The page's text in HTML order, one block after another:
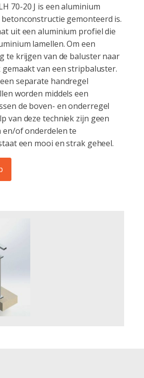
70-20 J is een aluminium
gemonteerd is.
uit een aluminium profiel die
lamellen. Om een
te krijgen van de baluster naar
van een stripbaluster.
separate handregel
worden middels een
de boven- en onderregel
van deze techniek zijn geen
en/of onderdelen te
een mooi en strak geheel.